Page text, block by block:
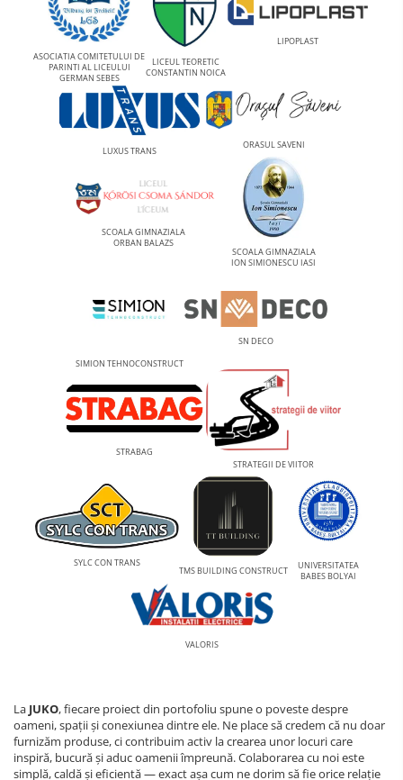
ASOCIATIA COMITETULUI DE
PARINTI AL LICEULUI
GERMAN SEBES
LICEUL TEORETIC
CONSTANTIN NOICA
LIPOPLAST
LUXUS TRANS
ORASUL SAVENI
SCOALA GIMNAZIALA
ORBAN BALAZS
SCOALA GIMNAZIALA
ION SIMIONESCU IASI
SIMION TEHNOCONSTRUCT
SN DECO
STRABAG
STRATEGII DE VIITOR
SYLC CON TRANS
TMS BUILDING CONSTRUCT
UNIVERSITATEA
BABES BOLYAI
VALORIS
La JUKO, fiecare proiect din portofoliu spune o poveste despre
oameni, spații și conexiunea dintre ele. Ne place să credem că nu doar
furnizăm produse, ci contribuim activ la crearea unor locuri care
inspiră, bucură și aduc oamenii împreună. Colaborarea cu noi este
simplă, caldă și eficientă — exact așa cum ne dorim să fie orice relație